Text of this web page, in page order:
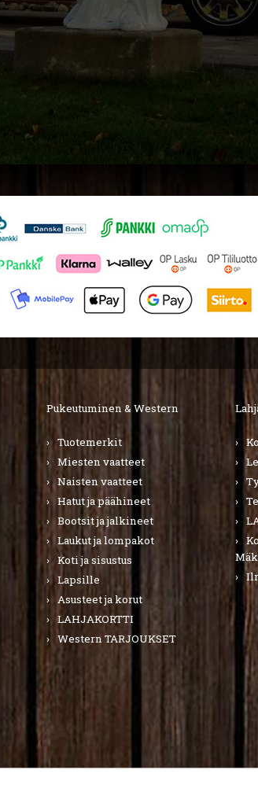
Pukeutuminen & Western
Tuotemerkit
Miesten vaatteet
Naisten vaatteet
Hatut ja päähineet
Bootsit ja jalkineet
Laukut ja lompakot
Koti ja sisustus
Lapsille
Asusteet ja korut
LAHJAKORTTI
Western TARJOUKSET